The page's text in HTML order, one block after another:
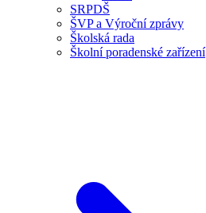
SRPDŠ
ŠVP a Výroční zprávy
Školská rada
Školní poradenské zařízení